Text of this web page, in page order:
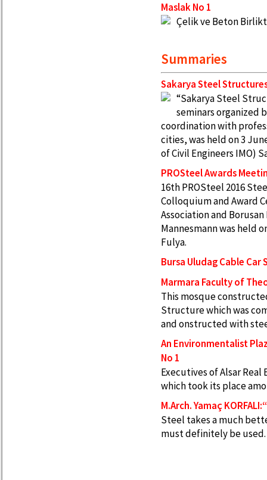
Maslak No 1
Çelik ve Beton
Summaries
Sakarya Steel
“Sakarya Steel
seminars organized
coordination with
cities, was held on 3
of Civil Engineers IMO)
PROSteel Awards
16th PROSteel 2016
Colloquium and Award
Association and
Mannesmann was held
Fulya.
Bursa Uludag Cable Car
Marmara Faculty of
This mosque
Structure which was
and onstructed with
An Environmentalist
No 1
Executives of Alsar
which took its place
M.Arch. Yamaç
Steel takes a much
must definitely be used.